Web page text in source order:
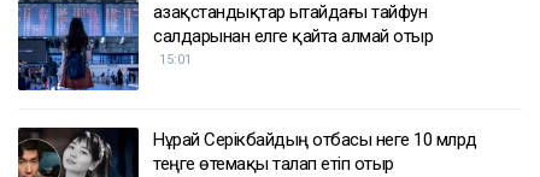
Қазақстандықтар Қытайдағы тайфун
салдарынан елге қайта алмай отыр
15:01
Нұрай Серікбайдың отбасы неге 10 млрд
теңге өтемақы талап етіп отыр